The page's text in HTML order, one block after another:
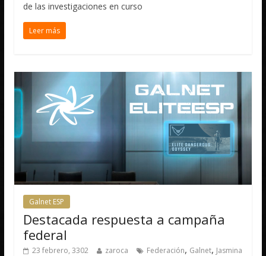
de las investigaciones en curso
Leer más
Galnet ESP
Destacada respuesta a campaña
federal
23 febrero, 3302 zaroca Federación, Galnet, Jasmina